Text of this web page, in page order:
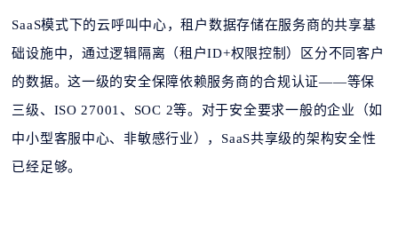
SaaS模式下的云呼叫中心，租户数据存储在服务商的共享基
础设施中，通过逻辑隔离（租户ID+权限控制）区分不同客户
的数据。这一级的安全保障依赖服务商的合规认证——等保
三级、ISO 27001、SOC 2等。对于安全要求一般的企业（如
中小型客服中心、非敏感行业），SaaS共享级的架构安全性
已经足够。